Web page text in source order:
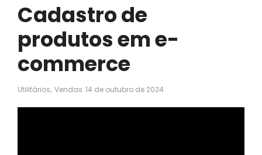
Cadastro de
produtos em e-
commerce
Utilitários, Vendas 14 de outubro de 2024